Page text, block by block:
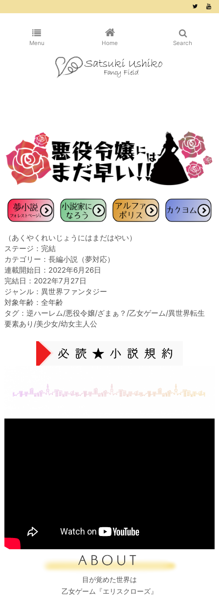
Menu Home Search
（あくやくれいじょうにはまだはやい）
ステージ：完結
カテゴリー：長編小説（夢対応）
連載開始日：2022年6月26日
完結日：2022年7月27日
ジャンル：異世界ファンタジー
対象年齢：全年齢
タグ：逆ハーレム/悪役令嬢/ざまぁ？/乙女ゲーム/異世界転生
要素あり/美少女/幼女主人公
目が覚めた世界は
乙女ゲーム『エリスクローズ』